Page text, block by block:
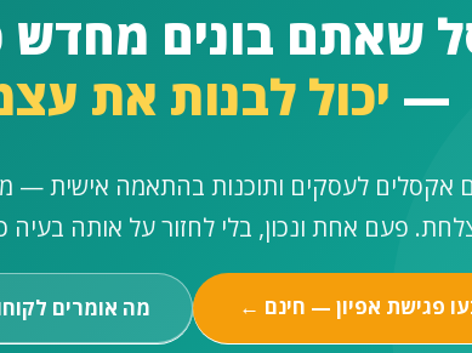
שאתם בונים מחדש
— יכול לבנות את
אקסלים לעסקים ותוכנות בהתאמה אישית —
פעם אחת ונכון, בלי לחזור על אותה בעיה
פגישת אפיון — חינם ← מה אומרים